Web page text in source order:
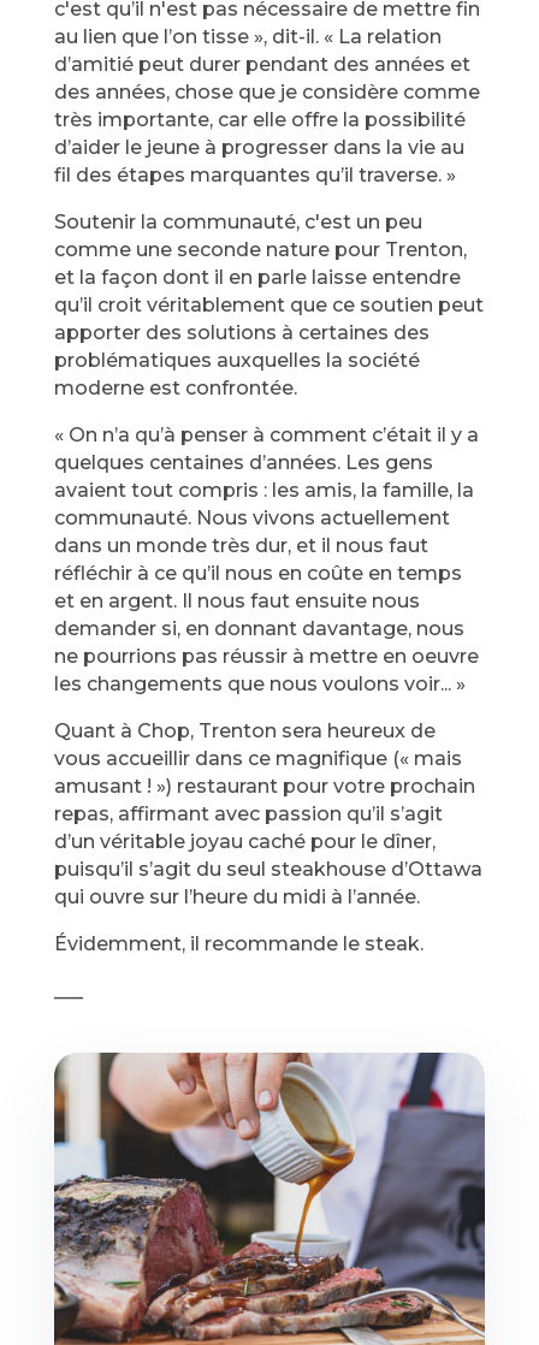
c'est qu’il n'est pas nécessaire de mettre fin
au lien que l’on tisse », dit-il. « La relation
d’amitié peut durer pendant des années et
des années, chose que je considère comme
très importante, car elle offre la possibilité
d’aider le jeune à progresser dans la vie au
fil des étapes marquantes qu’il traverse. »
Soutenir la communauté, c'est un peu
comme une seconde nature pour Trenton,
et la façon dont il en parle laisse entendre
qu’il croit véritablement que ce soutien peut
apporter des solutions à certaines des
problématiques auxquelles la société
moderne est confrontée.
« On n’a qu’à penser à comment c’était il y a
quelques centaines d’années. Les gens
avaient tout compris : les amis, la famille, la
communauté. Nous vivons actuellement
dans un monde très dur, et il nous faut
réfléchir à ce qu’il nous en coûte en temps
et en argent. Il nous faut ensuite nous
demander si, en donnant davantage, nous
ne pourrions pas réussir à mettre en oeuvre
les changements que nous voulons voir... »
Quant à Chop, Trenton sera heureux de
vous accueillir dans ce magnifique (« mais
amusant ! ») restaurant pour votre prochain
repas, affirmant avec passion qu’il s’agit
d’un véritable joyau caché pour le dîner,
puisqu’il s’agit du seul steakhouse d’Ottawa
qui ouvre sur l’heure du midi à l’année.
Évidemment, il recommande le steak.